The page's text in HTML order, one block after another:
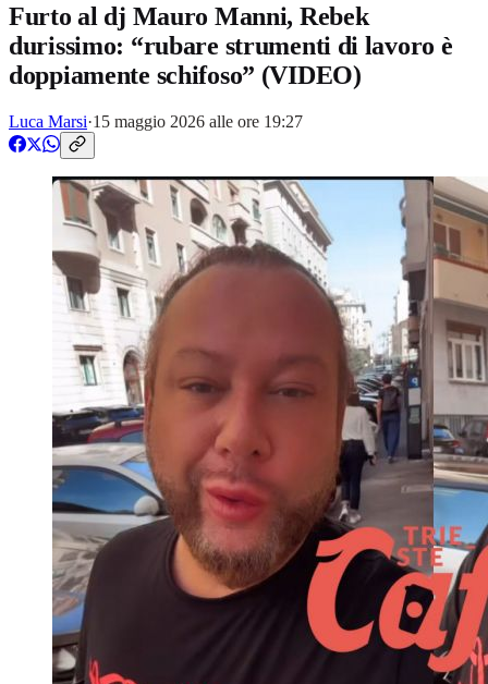
Furto al dj Mauro Manni, Rebek
durissimo: “rubare strumenti di lavoro è
doppiamente schifoso” (VIDEO)
Luca Marsi·15 maggio 2026 alle ore 19:27